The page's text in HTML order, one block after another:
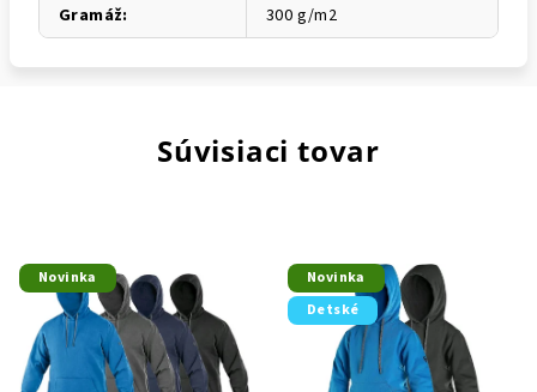
Gramáž: 300 g/m2
Súvisiaci tovar
Novinka
Novinka
Detské